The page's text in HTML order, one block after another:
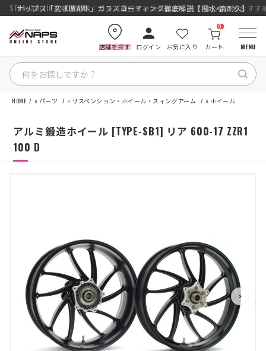
ナップス「究-KIWAMI-」ガラスコーティング徹底解説【撥水×高耐久】
SENA J30/J10を徹底比較｜コスパ最強インカムはどっち？初心者にもおすす
店舗を探す ログイン お気に入り カート
0
MENU
カテゴリから探す
ナップスメンバーズ
店舗を探す
コーポレートサイト
採用情報
特定商取引法に基づく表記
古物営業法に基づく表示/保険勧誘
HOME » パーツ » サスペンション・ホイール・スィングアーム » ホイール
アルミ鍛造ホイール [TYPE-SB1] リア 600-17 ZZR1
100 D
> >